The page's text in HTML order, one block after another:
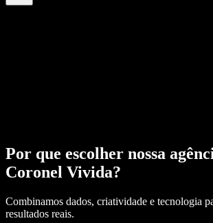
Por que escolher nossa
Coronel Vivida?
Combinamos dados, criatividade e tecnologia
resultados reais.